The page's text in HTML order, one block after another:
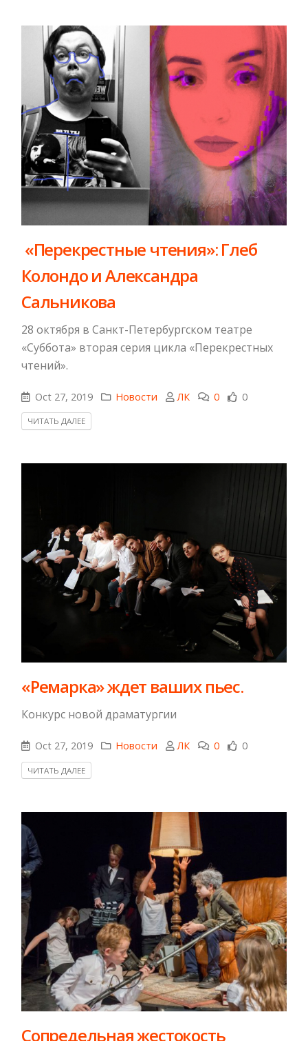
​ «Перекрестные чтения»: Глеб
Колондо и Александра
Сальникова
28 октября в Санкт-Петербургском театре
«Суббота» вторая серия цикла «Перекрестных
чтений».
Oct 27, 2019 Новости ЛК 0 0
ЧИТАТЬ ДАЛЕЕ
«Ремарка» ждет ваших пьес.
Конкурс новой драматургии
Oct 27, 2019 Новости ЛК 0 0
ЧИТАТЬ ДАЛЕЕ
Сопредельная жестокость